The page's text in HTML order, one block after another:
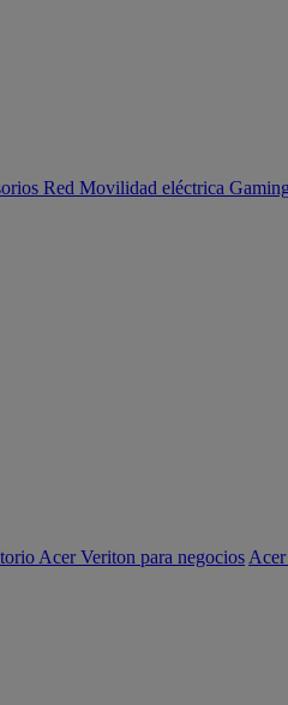
Red Movilidad eléctrica
Acer Veriton para negocios